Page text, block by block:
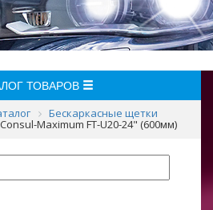
ТОВАРОВ
Бескаркасные щетки
Maximum FT-U20-24" (600мм)